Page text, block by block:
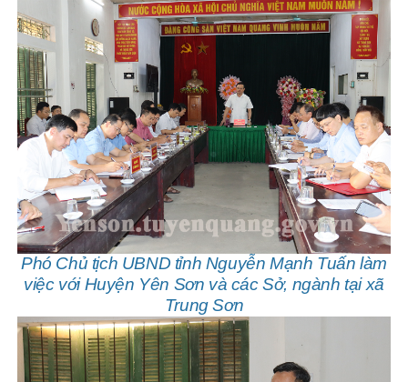
Phó Chủ tịch UBND tỉnh Nguyễn Mạnh Tuấn làm
việc với Huyện Yên Sơn và các Sở, ngành tại xã
Trung Sơn